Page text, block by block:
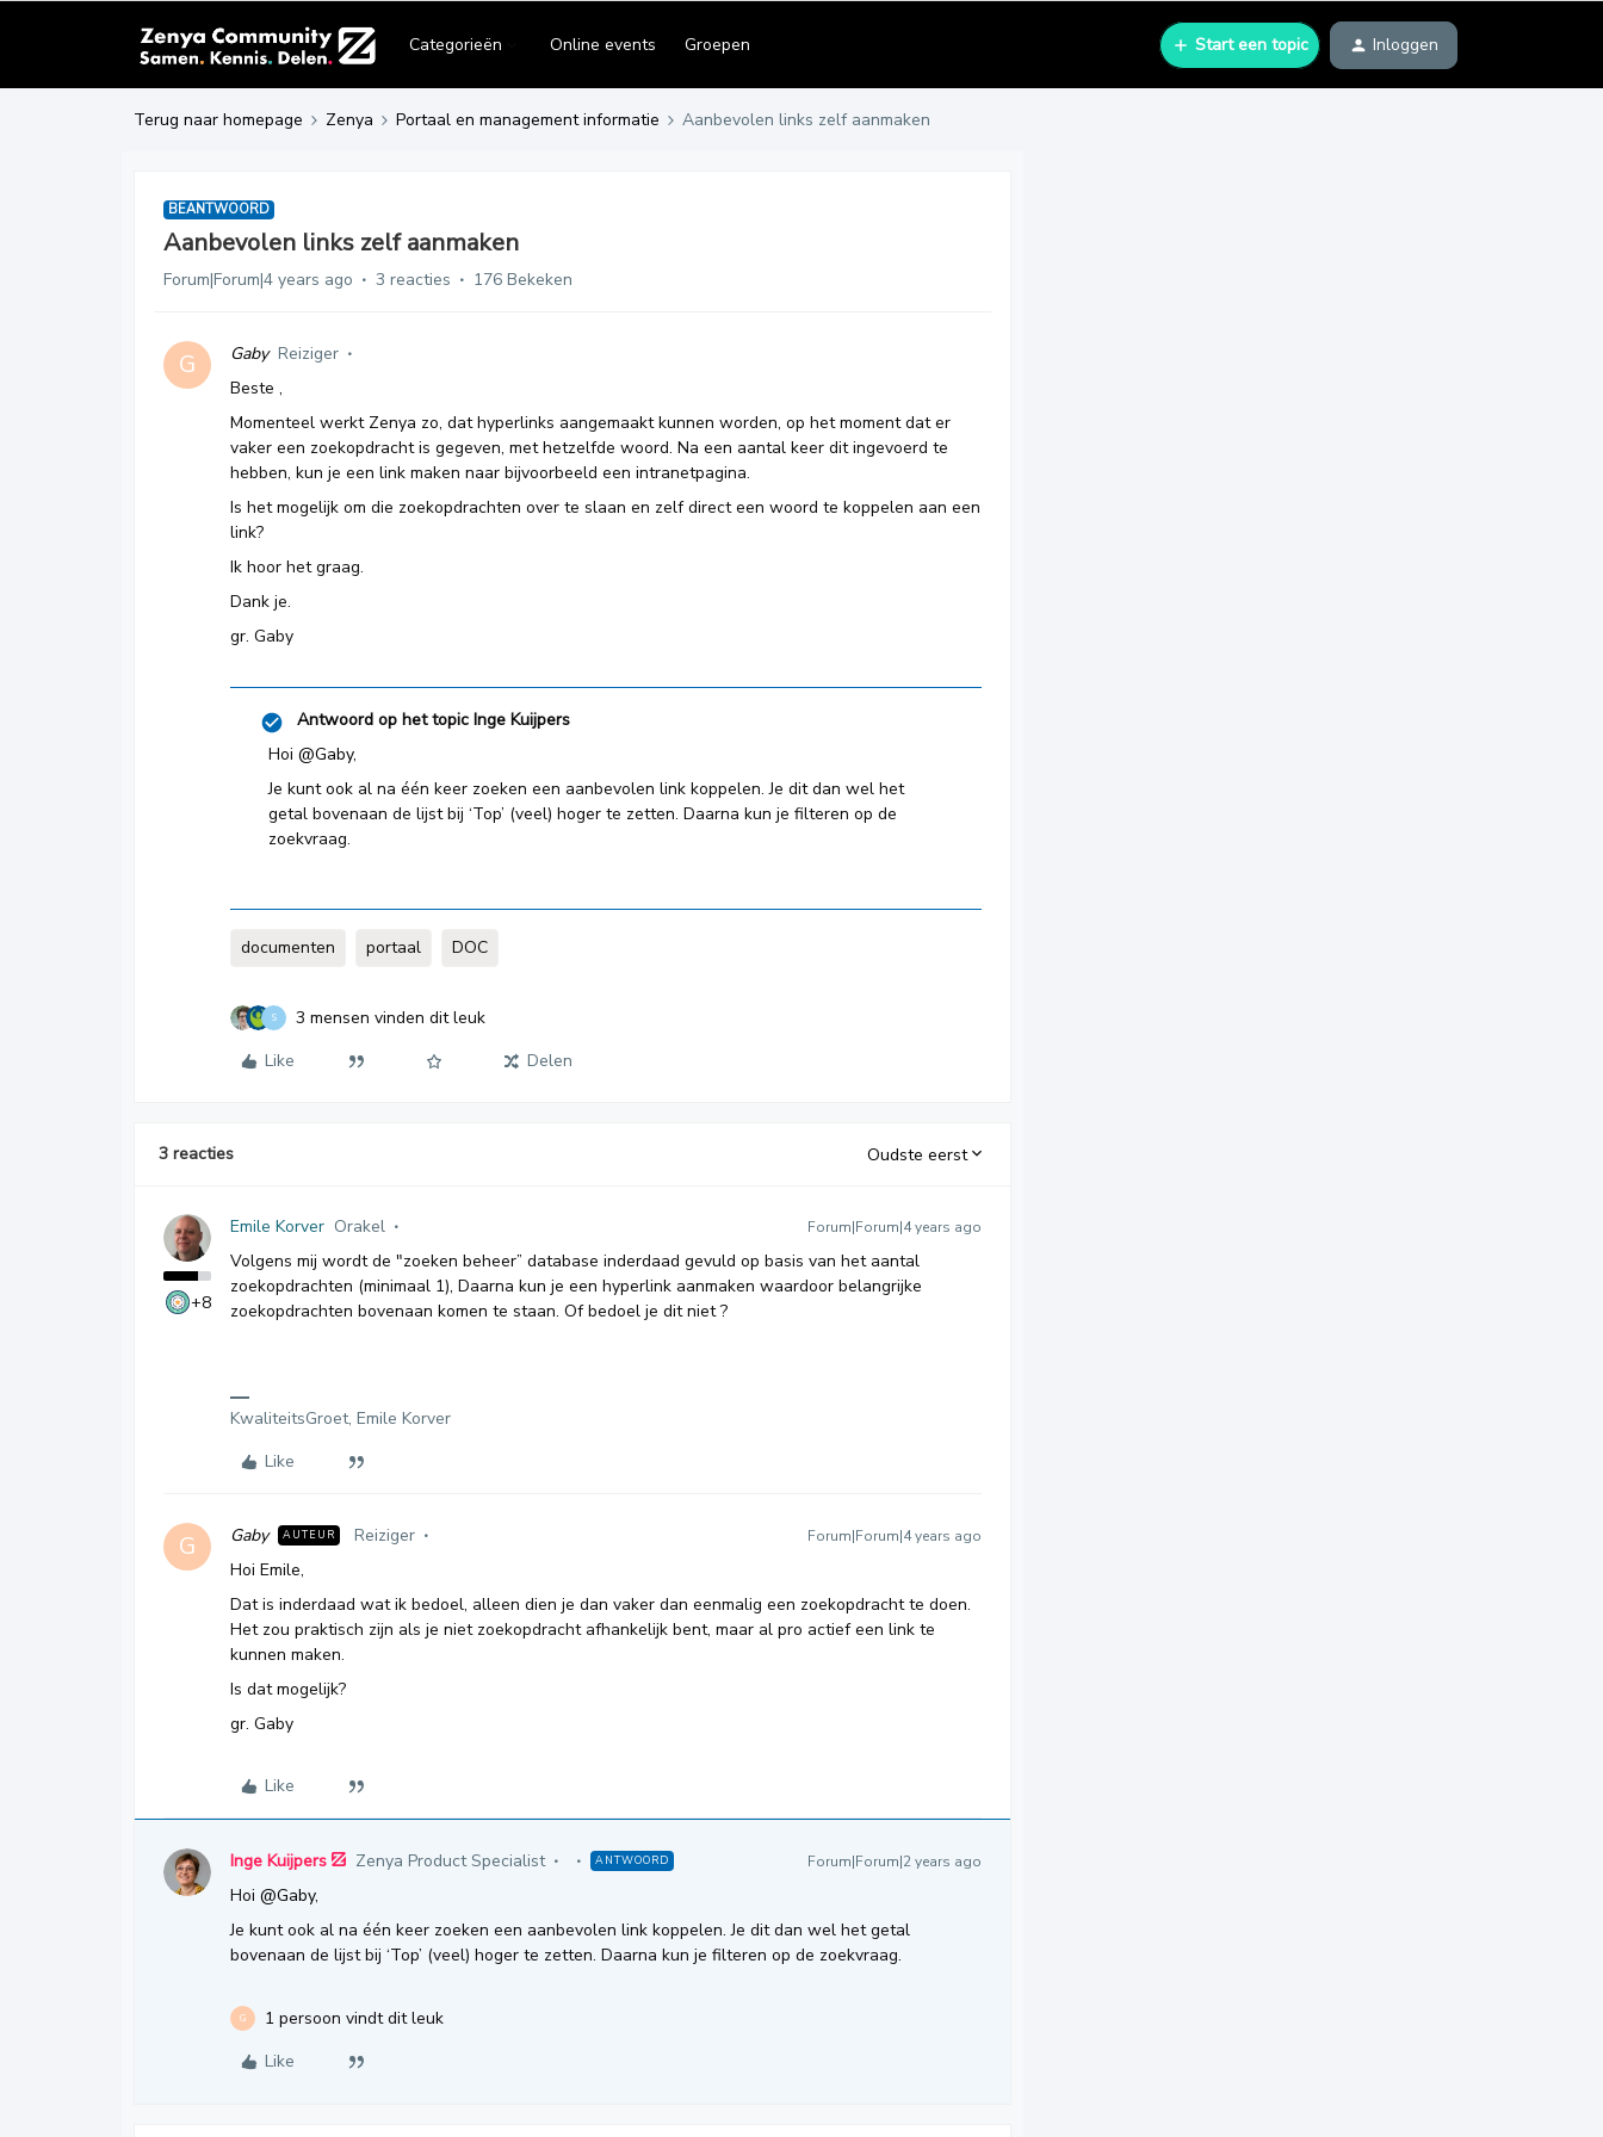
Categorieën Online events Groepen Start een topic Inloggen
Terug naar homepage Zenya Portaal en management informatie Aanbevolen links zelf aanmaken
BEANTWOORD
Aanbevolen links zelf aanmaken
Forum|Forum|4 years ago 3 reacties 176 Bekeken
G Gaby Reiziger
Beste ,
Momenteel werkt Zenya zo, dat hyperlinks aangemaakt kunnen worden, op het moment dat er
vaker een zoekopdracht is gegeven, met hetzelfde woord. Na een aantal keer dit ingevoerd te
hebben, kun je een link maken naar bijvoorbeeld een intranetpagina.
Is het mogelijk om die zoekopdrachten over te slaan en zelf direct een woord te koppelen aan een
link?
Ik hoor het graag.
Dank je.
gr. Gaby
Antwoord op het topic Inge Kuijpers
Hoi @Gaby,
Je kunt ook al na één keer zoeken een aanbevolen link koppelen. Je dit dan wel het
getal bovenaan de lijst bij ‘Top’ (veel) hoger te zetten. Daarna kun je filteren op de
zoekvraag.
documenten portaal DOC
S
3 mensen vinden dit leuk
Like
Delen
3 reacties Oudste eerst
+8
Emile Korver Orakel Forum|Forum|4 years ago
Volgens mij wordt de "zoeken beheer” database inderdaad gevuld op basis van het aantal
zoekopdrachten (minimaal 1), Daarna kun je een hyperlink aanmaken waardoor belangrijke
zoekopdrachten bovenaan komen te staan. Of bedoel je dit niet ?
KwaliteitsGroet, Emile Korver
Like
G Gaby AUTEUR Reiziger Forum|Forum|4 years ago
Hoi Emile,
Dat is inderdaad wat ik bedoel, alleen dien je dan vaker dan eenmalig een zoekopdracht te doen.
Het zou praktisch zijn als je niet zoekopdracht afhankelijk bent, maar al pro actief een link te
kunnen maken.
Is dat mogelijk?
gr. Gaby
Like
Inge Kuijpers Zenya Product Specialist ANTWOORD Forum|Forum|2 years ago
Hoi @Gaby,
Je kunt ook al na één keer zoeken een aanbevolen link koppelen. Je dit dan wel het getal
bovenaan de lijst bij ‘Top’ (veel) hoger te zetten. Daarna kun je filteren op de zoekvraag.
G
1 persoon vindt dit leuk
Like